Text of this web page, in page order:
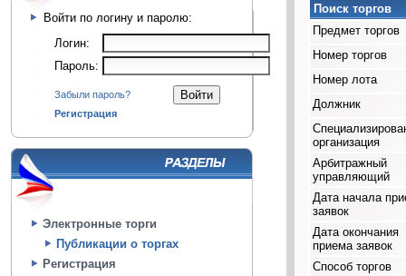
Войти по логину и паролю:
Логин:
Пароль:
Забыли пароль?
Регистрация
Электронные торги
Публикации о торгах
Регистрация
Поиск торгов
Предмет торгов
Номер торгов
Номер лота
Должник
организация
Арбитражный
управляющий
Дата начала
заявок
Дата окончания
приема заявок
Способ торгов